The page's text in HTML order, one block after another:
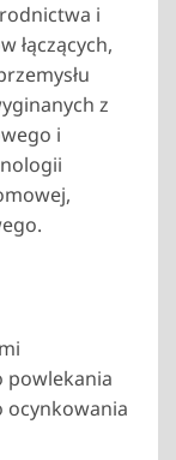
i
łączących,
z
i
powlekania
ocynkowania